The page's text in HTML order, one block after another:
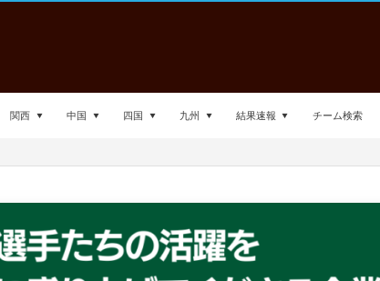
関西 中国 四国 九州 結果速報 チーム検索